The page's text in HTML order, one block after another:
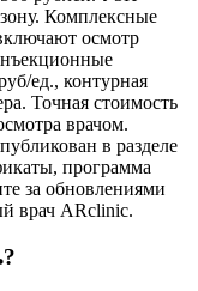
Комплексные
осмотр
ед., контурная
Точная стоимость
врачом.
в разделе
программа
за обновлениями
врач ARclinic.